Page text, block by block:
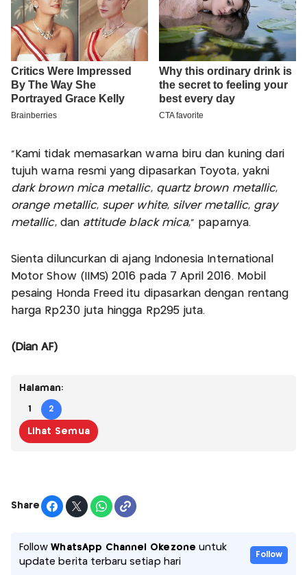
"Kami tidak memasarkan warna biru dan kuning dari
tujuh warna resmi yang dipasarkan Toyota, yakni
dark brown mica metallic, quartz brown metallic,
orange metallic, super white, silver metallic, gray
metallic, dan attitude black mica," paparnya.
Sienta diluncurkan di ajang Indonesia International
Motor Show (IIMS) 2016 pada 7 April 2016. Mobil
pesaing Honda Freed itu dipasarkan dengan rentang
harga Rp230 juta hingga Rp295 juta.
(Dian AF)
Halaman:
1 2
Lihat Semua
Share
FollowWhatsApp Channel Okezone untuk
update berita terbaru setiap hari
Follow